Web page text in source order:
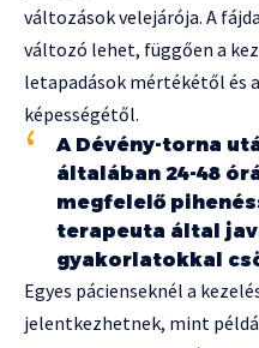
változások velejárója. A
változó lehet, függően a
letapadások mértékétől és
képességétől.
A Dévény-torna
általában 24-48
megfelelő
terapeuta által
gyakorlatokkal
Egyes pácienseknél a
jelentkezhetnek, mint